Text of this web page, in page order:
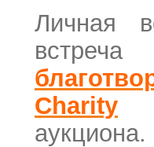
Личная
Charity
аукциона.